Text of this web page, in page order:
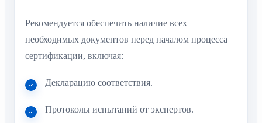
Рекомендуется обеспечить наличие всех
необходимых документов перед началом процесса
сертификации, включая:
Декларацию соответствия.
Протоколы испытаний от экспертов.